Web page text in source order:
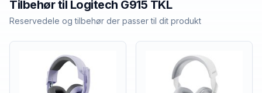
Tilbehør til Logitech G915 TKL
Reservedele og tilbehør der passer til dit produkt